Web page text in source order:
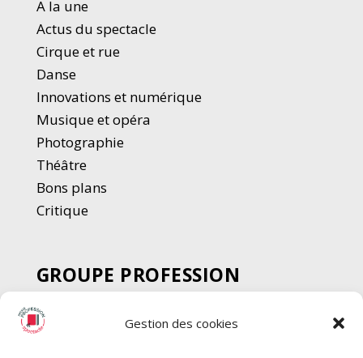
Gestion des cookies
A la une
Actus du spectacle
Cirque et rue
Danse
Innovations et numérique
Musique et opéra
Photographie
Théâtre
Bons plans
Critique
GROUPE PROFESSION
SPECTACLE
Chèque Intermittents